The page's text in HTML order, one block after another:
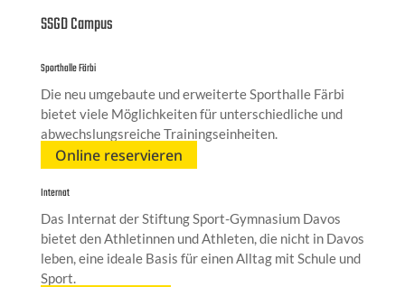
SSGD Campus
Sporthalle Färbi
Die neu umgebaute und erweiterte Sporthalle Färbi
bietet viele Möglichkeiten für unterschiedliche und
abwechslungsreiche Trainingseinheiten.
Online reservieren
Internat
Das Internat der Stiftung Sport-Gymnasium Davos
bietet den Athletinnen und Athleten, die nicht in Davos
leben, eine ideale Basis für einen Alltag mit Schule und
Sport.